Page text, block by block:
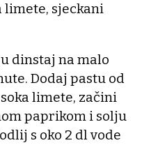
limete, sjeckani
dinstaj na malo
Dodaj pastu od
limete, začini
paprikom i solju
s oko 2 dl vode